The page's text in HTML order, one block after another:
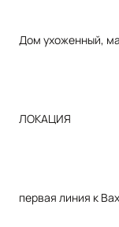
Дом ухоженный,
ЛОКАЦИЯ
первая линия к